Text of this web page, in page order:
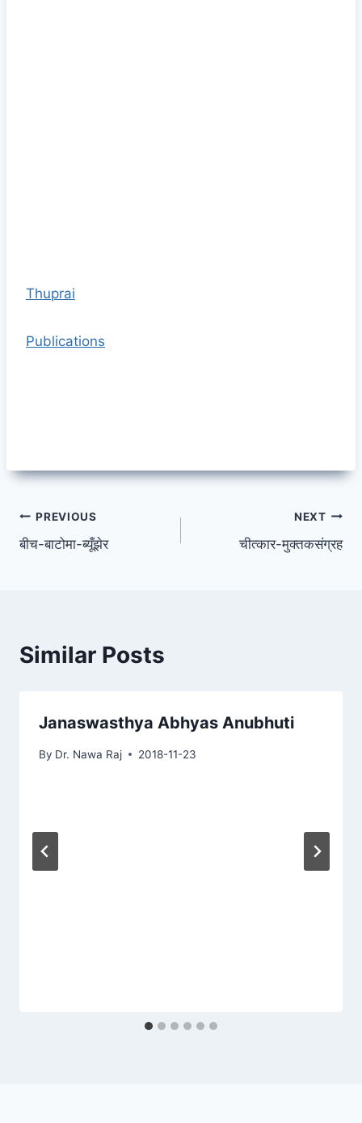
Thuprai
Publications
Post
navigation
PREVIOUS
बीच-बाटोमा-ब्यूँझेर
NEXT
चीत्कार-मुक्तकसंग्रह
Similar Posts
Janaswasthya Abhyas Anubhuti
By Dr. Nawa Raj 2018-11-23